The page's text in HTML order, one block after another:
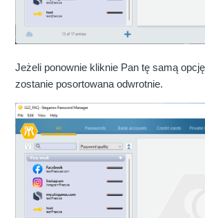
Jeżeli ponownie kliknie Pan tę samą
zostanie posortowana odwrotnie.